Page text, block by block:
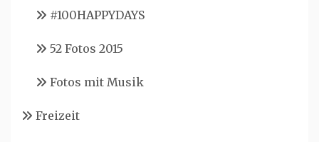
#100HAPPYDAYS
52 Fotos 2015
Fotos mit Musik
Freizeit